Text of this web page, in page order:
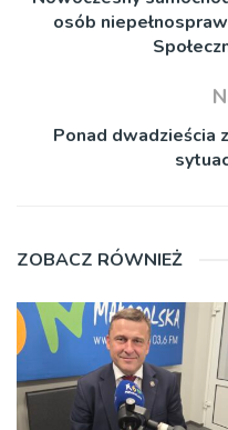
osób
Ponad dwadzieścia
ZOBACZ RÓWNIEŻ